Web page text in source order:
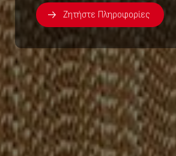
Ζητήστε Πληροφορίες